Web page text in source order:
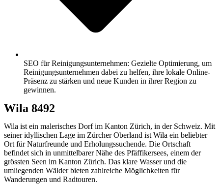
SEO für Reinigungsunternehmen: Gezielte Optimierung, um
Reinigungsunternehmen dabei zu helfen, ihre lokale Online-
Präsenz zu stärken und neue Kunden in ihrer Region zu
gewinnen.
Wila 8492
Wila ist ein malerisches Dorf im Kanton Zürich, in der Schweiz. Mit
seiner idyllischen Lage im Zürcher Oberland ist Wila ein beliebter
Ort für Naturfreunde und Erholungssuchende. Die Ortschaft
befindet sich in unmittelbarer Nähe des Pfäffikersees, einem der
grössten Seen im Kanton Zürich. Das klare Wasser und die
umliegenden Wälder bieten zahlreiche Möglichkeiten für
Wanderungen und Radtouren.